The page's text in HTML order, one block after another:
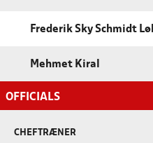
Frederik Sky Schmidt
Mehmet Kiral
OFFICIALS
CHEFTRÆNER